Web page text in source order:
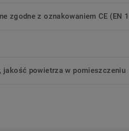
zgodne z oznakowaniem CE (EN
jakość powietrza w pomieszczeniu